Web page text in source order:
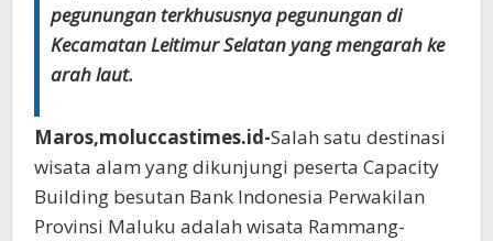
pegunungan terkhususnya pegunungan di
Kecamatan Leitimur Selatan yang mengarah ke
arah laut.
Maros,moluccastimes.id-Salah satu destinasi
wisata alam yang dikunjungi peserta Capacity
Building besutan Bank Indonesia Perwakilan
Provinsi Maluku adalah wisata Rammang-